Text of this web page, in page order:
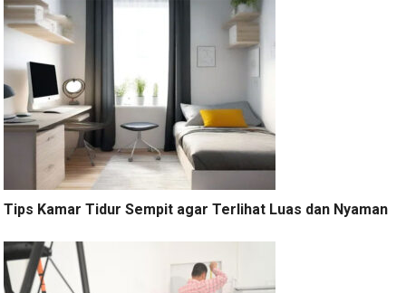
Tips Kamar Tidur Sempit agar Terlihat Luas dan Nyaman